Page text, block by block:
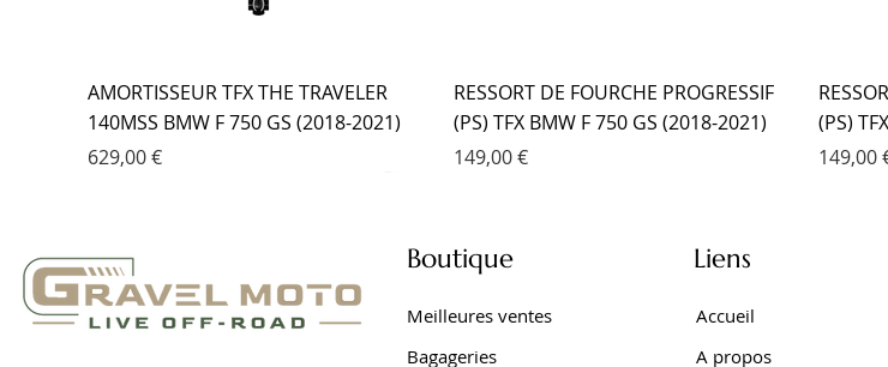
AMORTISSEUR TFX THE TRAVELER
140MSS BMW F 750 GS (2018-2021)
Prix
629,00 €
RESSORT DE FOURCHE PROGRESSIF
(PS) TFX BMW F 750 GS (2018-2021)
Prix
149,00 €
(PS)
Prix
149,00
Boutique
Meilleures ventes
Bagageries
Liens
Accueil
A propos